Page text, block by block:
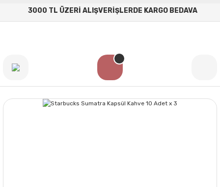
3000 TL ÜZERİ ALIŞVERİŞLERDE KARGO BEDAVA